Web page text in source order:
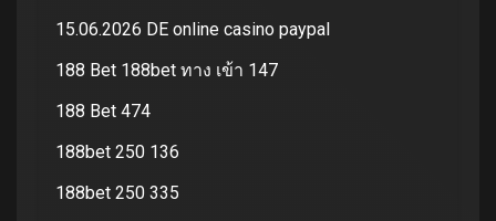
15.06.2026 DE online casino paypal
188 Bet 188bet ทาง เข้า 147
188 Bet 474
188bet 250 136
188bet 250 335